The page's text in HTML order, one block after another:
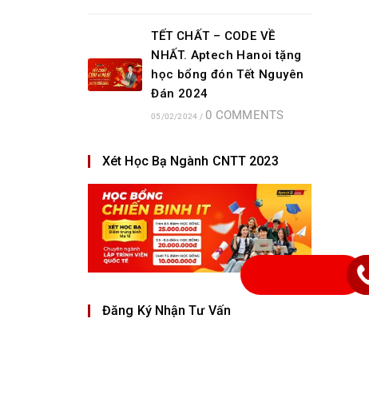
TẾT CHẤT – CODE VỀ
NHẤT. Aptech Hanoi tặng
học bổng đón Tết Nguyên
Đán 2024
05/02/2024 / 0 COMMENTS
Xét Học Bạ Ngành CNTT 2023
Đăng Ký Nhận Tư Vấn